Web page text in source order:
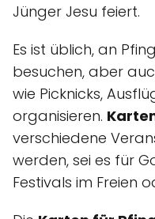
Jünger Jesu feiert.
Es ist üblich, an
besuchen, aber
wie Picknicks,
organisieren.
verschiedene
werden, sei es für
Festivals im Freien